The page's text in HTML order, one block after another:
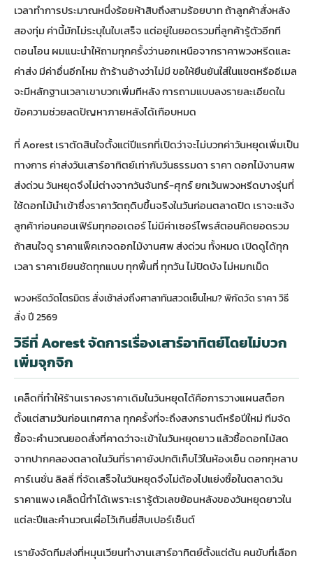
เวลาทำการประมาณหนึ่งร้อยห้าสิบถึงสามร้อยบาท ถ้าลูกค้าสั่งหลัง
สองทุ่ม ค่านี้มักไม่ระบุในใบเสร็จ แต่อยู่ในยอดรวมที่ลูกค้ารู้ตัวอีกที
ตอนโอน ผมแนะนำให้ถามทุกครั้งว่านอกเหนือจากราคาพวงหรีดและ
ค่าส่ง มีค่าอื่นอีกไหม ถ้าร้านอ้างว่าไม่มี ขอให้ยืนยันใส่ในแชตหรืออีเมล
จะมีหลักฐานเวลาเขาบวกเพิ่มทีหลัง การถามแบบลงรายละเอียดใน
ข้อความช่วยลดปัญหาภายหลังได้เกือบหมด
ที่ Aorest เราตัดสินใจตั้งแต่ปีแรกที่เปิดว่าจะไม่บวกค่าวันหยุดเพิ่มเป็น
ทางการ ค่าส่งวันเสาร์อาทิตย์เท่ากับวันธรรมดา ราคา ดอกไม้งานศพ
ส่งด่วน วันหยุดจึงไม่ต่างจากวันจันทร์-ศุกร์ ยกเว้นพวงหรีดบางรุ่นที่
ใช้ดอกไม้นำเข้าซึ่งราคาวัตถุดิบขึ้นจริงในวันก่อนตลาดปิด เราจะแจ้ง
ลูกค้าก่อนคอนเฟิร์มทุกออเดอร์ ไม่มีค่าเซอร์ไพรส์ตอนคิดยอดรวม
ถ้าสนใจดูราคาแพ็คเกจดอกไม้งานศพ ส่งด่วน ทั้งหมด เปิดดูได้ทุก
เวลา ราคาเขียนชัดทุกแบบ ทุกพื้นที่ ทุกวัน ไม่ปิดบัง ไม่หมกเม็ด
พวงหรีดวัดไตรมิตร สั่งเช้าส่งถึงศาลาทันสวดเย็นไหม? พิกัดวัด ราคา วิธี
สั่ง ปี 2569
วิธีที่ Aorest จัดการเรื่องเสาร์อาทิตย์โดยไม่บวก
เพิ่มจุกจิก
เคล็ดที่ทำให้ร้านเราคงราคาเดิมในวันหยุดได้คือการวางแผนสต็อก
ตั้งแต่สามวันก่อนเทศกาล ทุกครั้งที่จะถึงสงกรานต์หรือปีใหม่ ทีมจัด
ซื้อจะคำนวณยอดสั่งที่คาดว่าจะเข้าในวันหยุดยาว แล้วซื้อดอกไม้สด
จากปากคลองตลาดในวันที่ราคายังปกติเก็บไว้ในห้องเย็น ดอกกุหลาบ
คาร์เนชั่น ลิลลี่ ที่จัดเสร็จในวันหยุดจึงไม่ต้องไปแย่งซื้อในตลาดวัน
ราคาแพง เคล็ดนี้ทำได้เพราะเรารู้ตัวเลขย้อนหลังของวันหยุดยาวใน
แต่ละปีและคำนวณเผื่อไว้เกินยี่สิบเปอร์เซ็นต์
เรายังจัดทีมส่งที่หมุนเวียนทำงานเสาร์อาทิตย์ตั้งแต่ต้น คนขับที่เลือก